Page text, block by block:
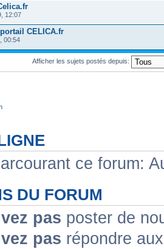
12:07
CELICA.fr
00:54
Afficher les sujets postés depuis:
ce forum:
DU FORUM
pas poster de
pas répondre